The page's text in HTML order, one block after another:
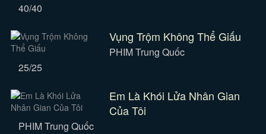
40/40
Vụng Trộm Không Thể Giấu
PHIM Trung Quốc
25/25
Em Là Khói Lửa Nhân Gian
Của Tôi
PHIM Trung Quốc